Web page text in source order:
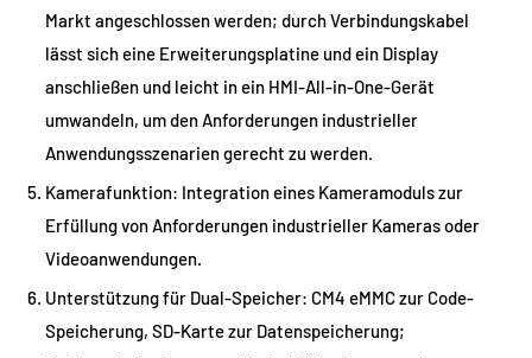
Markt angeschlossen werden; durch Verbindungskabel
lässt sich eine Erweiterungsplatine und ein Display
anschließen und leicht in ein HMI-All-in-One-Gerät
umwandeln, um den Anforderungen industrieller
Anwendungsszenarien gerecht zu werden.
Kamerafunktion: Integration eines Kameramoduls zur
Erfüllung von Anforderungen industrieller Kameras oder
Videoanwendungen.
Unterstützung für Dual-Speicher: CM4 eMMC zur Code-
Speicherung, SD-Karte zur Datenspeicherung;